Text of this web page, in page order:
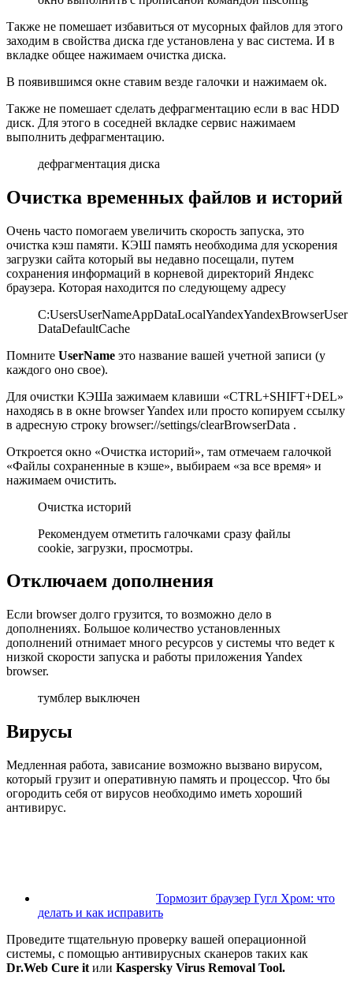
Также не помешает избавиться от мусорных файлов для этого
заходим в свойства диска где установлена у вас система. И в
вкладке общее нажимаем очистка диска.
В появившимся окне ставим везде галочки и нажимаем ok.
Также не помешает сделать дефрагментацию если в вас HDD
диск. Для этого в соседней вкладке сервис нажимаем
выполнить дефрагментацию.
дефрагментация диска
Очистка временных файлов и историй
Очень часто помогаем увеличить скорость запуска, это
очистка кэш памяти. КЭШ память необходима для ускорения
загрузки сайта который вы недавно посещали, путем
сохранения информаций в корневой директорий Яндекс
браузера. Которая находится по следующему адресу
C:UsersUserNameAppDataLocalYandexYandexBrowserUser
DataDefaultCache
Помните UserName это название вашей учетной записи (у
каждого оно свое).
Для очистки КЭШа зажимаем клавиши «CTRL+SHIFT+DEL»
находясь в в окне browser Yandex или просто копируем ссылку
в адресную строку browser://settings/clearBrowserData .
Откроется окно «Очистка историй», там отмечаем галочкой
«Файлы сохраненные в кэше», выбираем «за все время» и
нажимаем очистить.
Очистка историй
Рекомендуем отметить галочками сразу файлы
cookie, загрузки, просмотры.
Отключаем дополнения
Если browser долго грузится, то возможно дело в
дополнениях. Большое количество установленных
дополнений отнимает много ресурсов у системы что ведет к
низкой скорости запуска и работы приложения Yandex
browser.
тумблер выключен
Вирусы
Медленная работа, зависание возможно вызвано вирусом,
который грузит и оперативную память и процессор. Что бы
огородить себя от вирусов необходимо иметь хороший
антивирус.
Тормозит браузер Гугл Хром: что
делать и как исправить
Проведите тщательную проверку вашей операционной
системы, с помощью антивирусных сканеров таких как
Dr.Web Сure it или Kaspersky Virus Removal Tool.